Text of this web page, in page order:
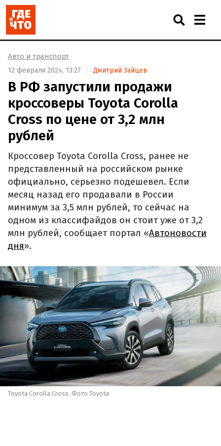
Авто и транспорт
12 февраля 2024, 13:27 Дмитрий Зайцев
В РФ запустили продажи
кроссоверы Toyota Corolla
Cross по цене от 3,2 млн
рублей
Кроссовер Toyota Corolla Cross, ранее не
представленный на российском рынке
официально, серьезно подешевел. Если
месяц назад его продавали в России
минимум за 3,5 млн рублей, то сейчас на
одном из классифайдов он стоит уже от 3,2
млн рублей, сообщает портал «Автоновости
дня».
Toyota Corolla Cross. Фото Toyota